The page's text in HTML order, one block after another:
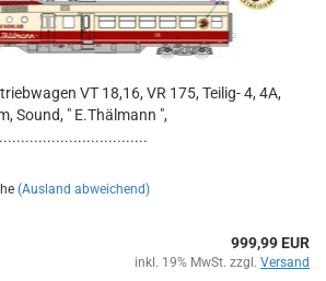
VT 18,16, VR 175, Teilig- 4, 4A,
Sound, " E.Thälmann ",
(Ausland abweichend)
999,99 EUR
inkl. 19% MwSt. zzgl. Versand